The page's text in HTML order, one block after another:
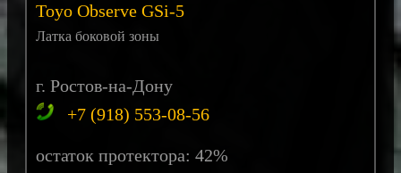
Toyo Observe GSi-5
Латка боковой зоны
г. Ростов-на-Дону
+7 (918) 553-08-56
остаток протектора: 42%